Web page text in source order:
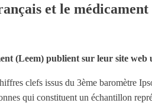
et le médicament
(Leem) publient sur leur site
clefs issus du 3ème baromètre
qui constituent un échantillon